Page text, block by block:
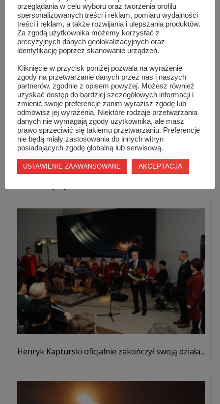
Aby zachęcić do oszczędzania energii elektrycznej,
premiowane będzie również oszczędzanie energii.Te
gospodarstwa, które w 2023 roku zużyją nie więcej niż
90% energii z 2022 roku, w 2024 roku otrzymają
specjalny upust wysokości 10% całkowitych kosztów
zużycia energii elektrycznej w 2023 roku.
Info:gov.pl
Serwis Rzeczypospolitej Polskiej
TAG LIST KARTA DUŻEJ RODZINY
Henryk Kapturski oficjalnie zakończył swoją działa...
przeglądania w celu wyboru oraz tworzenia profilu
spersonalizowanych treści i reklam, pomiaru wydajności
treści i reklam, a także rozwijania i ulepszania produktów.
Za zgodą użytkownika możemy korzystać z
precyzyjnych danych geolokalizacyjnych oraz
identyfikację poprzez skanowanie urządzeń.
Kliknięcie w przycisk poniżej pozwala na wyrażenie
zgody na przetwarzanie danych przez nas i naszych
partnerów, zgodnie z opisem powyżej. Możesz również
uzyskać dostęp do bardziej szczegółowych informacji i
zmienić swoje preferencje zanim wyrazisz zgodę lub
odmówisz jej wyrażenia. Niektóre rodzaje przetwarzania
danych nie wymagają zgody użytkownika, ale masz
prawo sprzeciwić się takiemu przetwarzaniu. Preferencje
nie będą miały zastosowania do innych witryn
posiadających zgodę globalną lub serwisową.
USTAWIENIE ZAAWANSOWANE AKCEPTACJA